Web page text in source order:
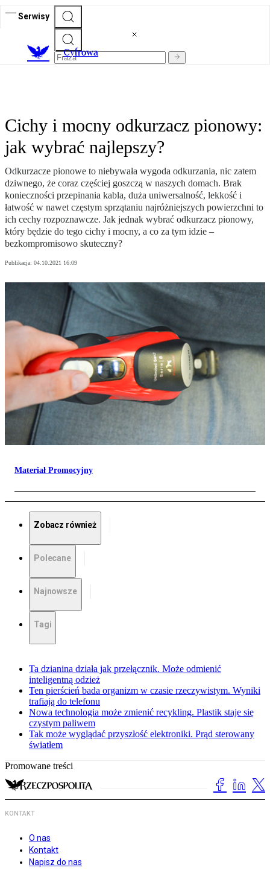
Serwisy
Cyfrowa
Cichy i mocny odkurzacz pionowy:
jak wybrać najlepszy?
Odkurzacze pionowe to niebywała wygoda odkurzania, nic zatem
dziwnego, że coraz częściej goszczą w naszych domach. Brak
konieczności przepinania kabla, duża uniwersalność, lekkość i
łatwość w nawet częstym sprzątaniu najróżniejszych powierzchni to
ich cechy rozpoznawcze. Jak jednak wybrać odkurzacz pionowy,
który będzie do tego cichy i mocny, a co za tym idzie –
bezkompromisowo skuteczny?
Publikacja: 04.10.2021 16:09
Materiał Promocyjny
Zobacz również
Polecane
Najnowsze
Tagi
Ta dzianina działa jak przełącznik. Może odmienić
inteligentną odzież
Ten pierścień bada organizm w czasie rzeczywistym. Wyniki
trafiają do telefonu
Nowa technologia może zmienić recykling. Plastik staje się
czystym paliwem
Tak może wyglądać przyszłość elektroniki. Prąd sterowany
światłem
Promowane treści
KONTAKT
O nas
Kontakt
Napisz do nas